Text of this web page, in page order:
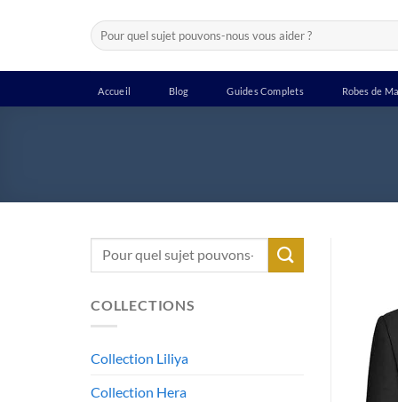
Recherche
pour :
Accueil Blog Guides Complets Robes de
Recherche
COLLECTIONS
Collection Liliya
Collection Hera